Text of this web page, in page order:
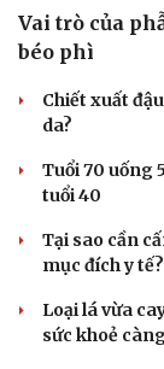
Vai trò của
béo phì
Chiết xuất
da?
Tuổi 70 uống
tuổi 40
Tại sao cần
mục đích y tế?
Loại lá vừa
sức khoẻ